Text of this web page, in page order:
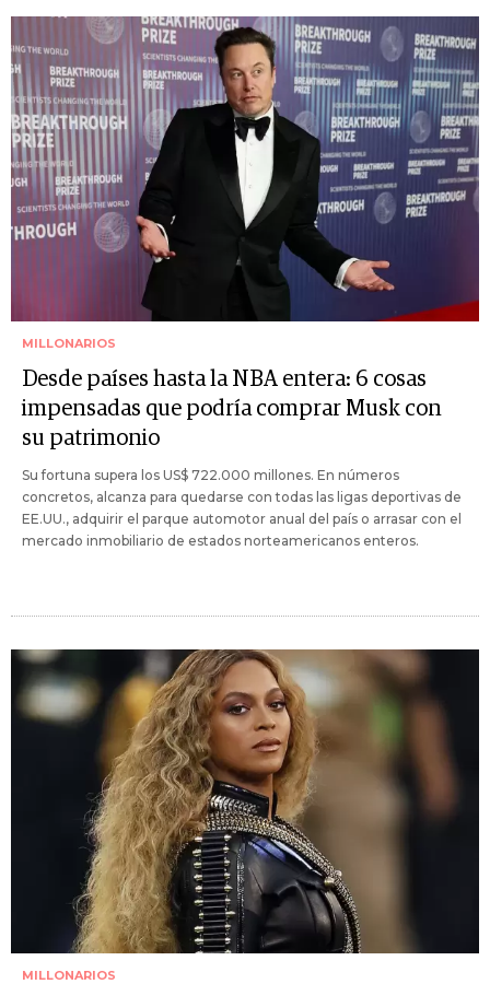
MILLONARIOS
Desde países hasta la NBA entera: 6 cosas
impensadas que podría comprar Musk con
su patrimonio
Su fortuna supera los US$ 722.000 millones. En números
concretos, alcanza para quedarse con todas las ligas deportivas de
EE.UU., adquirir el parque automotor anual del país o arrasar con el
mercado inmobiliario de estados norteamericanos enteros.
MILLONARIOS